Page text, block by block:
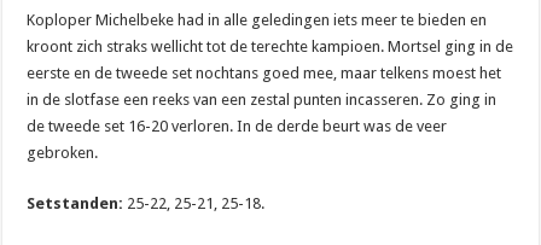
Koploper Michelbeke had in alle geledingen iets meer te bieden en
kroont zich straks wellicht tot de terechte kampioen. Mortsel ging in de
eerste en de tweede set nochtans goed mee, maar telkens moest het
in de slotfase een reeks van een zestal punten incasseren. Zo ging in
de tweede set 16-20 verloren. In de derde beurt was de veer
gebroken.
Setstanden: 25-22, 25-21, 25-18.